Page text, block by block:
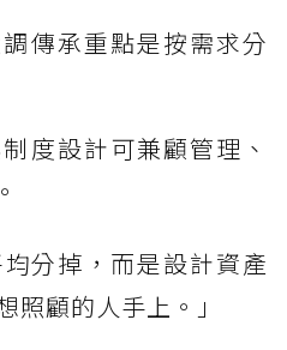
傳承重點是按需求分
度設計可兼顧管理、
均分掉，而是設計資產
照顧的人手上。」